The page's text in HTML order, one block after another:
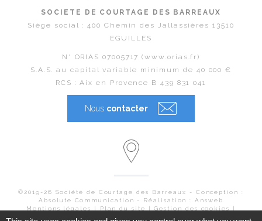
SOCIETE DE COURTAGE DES BARREAUX
Siège social : 400 Chemin des Jallassières 13510
EGUILLES
N° ORIAS 07005717 (www.orias.fr)
S.A.S. au capital variable minimum de 40 000 €
RCS : Aix en Provence B 439 831 041
Nous contacter
©2019-26 Société de Courtage des Barreaux - Conception :
Absolute Communication - Réalisation : Answeb
Mentions légales
Plan du site |Gestion des cookies |
Politique de traitement des données personnelles
|